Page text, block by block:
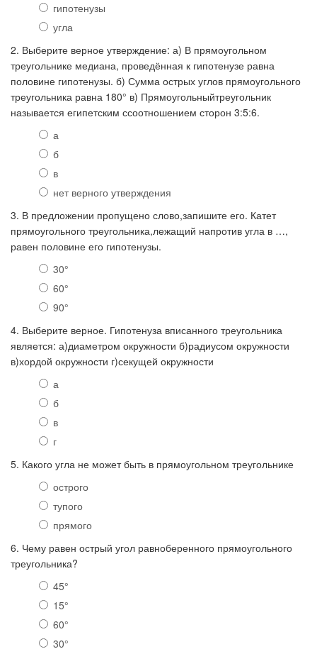
гипотенузы
угла
2. Выберите верное утверждение: а) В прямоугольном
треугольнике медиана, проведённая к гипотенузе равна
половине гипотенузы. б) Сумма острых углов прямоугольного
треугольника равна 180° в) Прямоугольныйтреугольник
называется египетским ссоотношением сторон 3:5:6.
а
б
в
нет верного утверждения
3. В предложении пропущено слово,запишите его. Катет
прямоугольного треугольника,лежащий напротив угла в …,
равен половине его гипотенузы.
30°
60°
90°
4. Выберите верное. Гипотенуза вписанного треугольника
является: а)диаметром окружности б)радиусом окружности
в)хордой окружности г)секущей окружности
а
б
в
г
5. Какого угла не может быть в прямоугольном треугольнике
острого
тупого
прямого
6. Чему равен острый угол равноберенного прямоугольного
треугольника?
45°
15°
60°
30°